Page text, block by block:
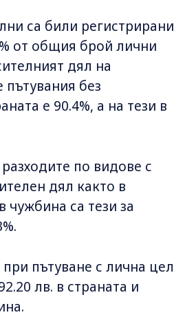
са били регистрирани
от общия брой лични
дял на
пътувания без
е 90.4%, а на тези в
по видове с
дял както в
чужбина са тези за
пътуване с лична цел
лв. в страната и